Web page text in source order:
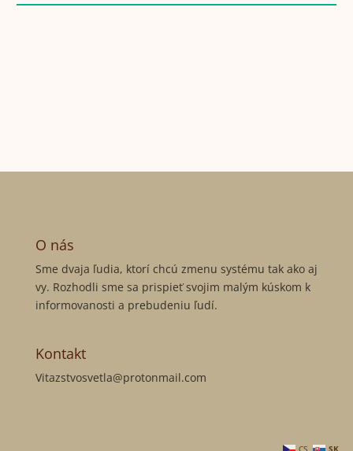
O nás
Sme dvaja ľudia, ktorí chcú zmenu systému tak ako aj
vy. Rozhodli sme sa prispieť svojim malým kúskom k
informovanosti a prebudeniu ľudí.
Kontakt
Vitazstvosvetla@protonmail.com
CS SK